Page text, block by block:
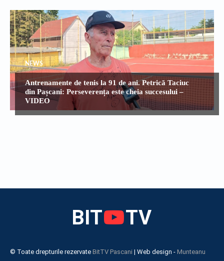
NEWS
Antrenamente de tenis la 91 de ani. Petrică Taciuc
din Pașcani: Perseverența este cheia succesului –
VIDEO
BIT TV
© Toate drepturile rezervate BitTV Pascani | Web design - Munteanu